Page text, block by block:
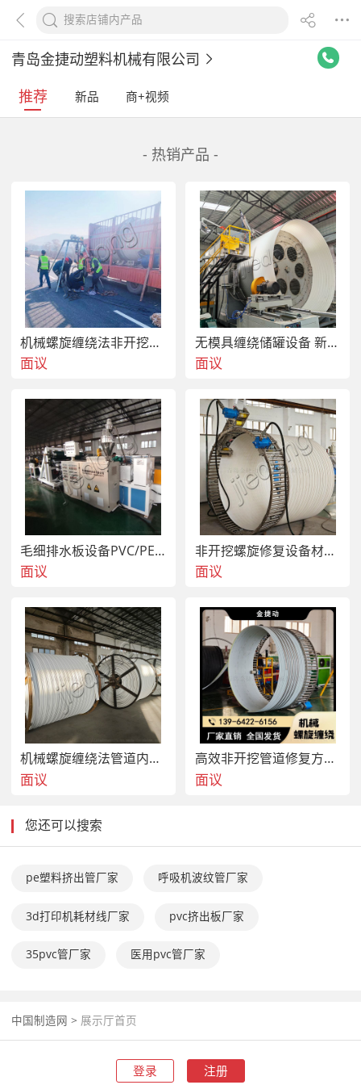
青岛金捷动塑料机械有限公司
推荐
新品 商+视频
- 热销产品 -
机械螺旋缠绕法非开挖管道修复设备施工材料带状型材
面议
无模具缠绕储罐设备 新工艺连续缠绕储罐生产线
面议
毛细排水板设备PVC/PE/EVA毛细排水板生产线
面议
非开挖螺旋修复设备材料 专业管道内衬修复施工
面议
机械螺旋缠绕法管道内衬修复材料 UPVC带状型材
面议
高效非开挖管道修复方案 机械螺旋缠绕设备材料
面议
您还可以搜索
pe塑料挤出管厂家 呼吸机波纹管厂家
3d打印机耗材线厂家 pvc挤出板厂家
35pvc管厂家 医用pvc管厂家
中国制造网 > 展示厅首页
登录 注册